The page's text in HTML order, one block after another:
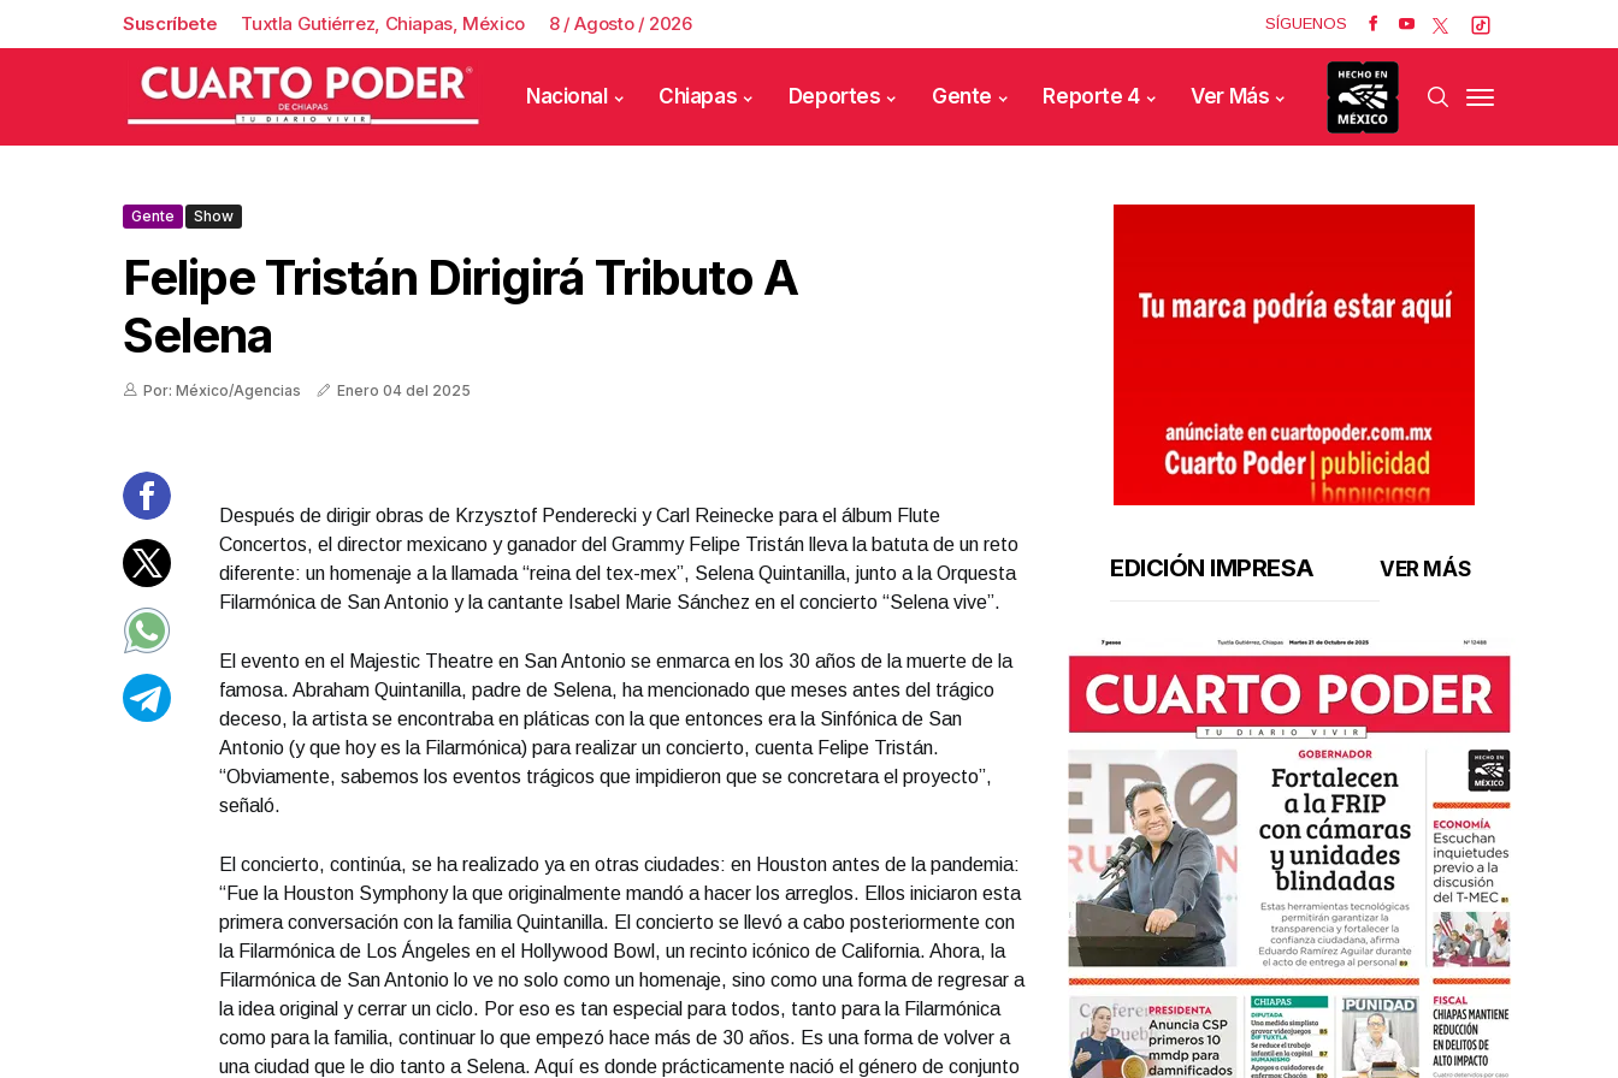
Suscríbete Tuxtla Gutiérrez, Chiapas, México 8 / Agosto / 2026 SÍGUENOS
Nacional Chiapas Deportes Gente Reporte 4 Ver Más
Gente Show
Felipe Tristán Dirigirá Tributo A
Selena
Por: México/Agencias Enero 04 del 2025
Después de dirigir obras de Krzysztof Penderecki y Carl Reinecke para el álbum Flute
Concertos, el director mexicano y ganador del Grammy Felipe Tristán lleva la batuta de un reto
diferente: un homenaje a la llamada “reina del tex-mex”, Selena Quintanilla, junto a la Orquesta
Filarmónica de San Antonio y la cantante Isabel Marie Sánchez en el concierto “Selena vive”.
El evento en el Majestic Theatre en San Antonio se enmarca en los 30 años de la muerte de la
famosa. Abraham Quintanilla, padre de Selena, ha mencionado que meses antes del trágico
deceso, la artista se encontraba en pláticas con la que entonces era la Sinfónica de San
Antonio (y que hoy es la Filarmónica) para realizar un concierto, cuenta Felipe Tristán.
“Obviamente, sabemos los eventos trágicos que impidieron que se concretara el proyecto”,
señaló.
El concierto, continúa, se ha realizado ya en otras ciudades: en Houston antes de la pandemia:
“Fue la Houston Symphony la que originalmente mandó a hacer los arreglos. Ellos iniciaron esta
primera conversación con la familia Quintanilla. El concierto se llevó a cabo posteriormente con
la Filarmónica de Los Ángeles en el Hollywood Bowl, un recinto icónico de California. Ahora, la
Filarmónica de San Antonio lo ve no solo como un homenaje, sino como una forma de regresar a
la idea original y cerrar un ciclo. Por eso es tan especial para todos, tanto para la Filarmónica
como para la familia, continuar lo que empezó hace más de 30 años. Es una forma de volver a
una ciudad que le dio tanto a Selena. Aquí es donde prácticamente nació el género de conjunto
EDICIÓN IMPRESA VER MÁS